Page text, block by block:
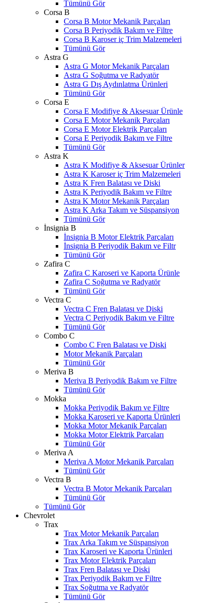
Tümünü Gör
Corsa B
Corsa B Motor Mekanik Parçaları
Corsa B Periyodik Bakım ve Filtre
Corsa B Karoser iç Trim Malzemeleri
Tümünü Gör
Astra G
Astra G Motor Mekanik Parçaları
Astra G Soğutma ve Radyatör
Astra G Dış Aydınlatma Ürünleri
Tümünü Gör
Corsa E
Corsa E Modifiye & Aksesuar Ürünle
Corsa E Motor Mekanik Parçaları
Corsa E Motor Elektrik Parçaları
Corsa E Periyodik Bakım ve Filtre
Tümünü Gör
Astra K
Astra K Modifiye & Aksesuar Ürünler
Astra K Karoser iç Trim Malzemeleri
Astra K Fren Balatası ve Diski
Astra K Periyodik Bakım ve Filtre
Astra K Motor Mekanik Parçaları
Astra K Arka Takım ve Süspansiyon
Tümünü Gör
İnsignia B
İnsignia B Motor Elektrik Parçaları
İnsignia B Periyodik Bakım ve Filtr
Tümünü Gör
Zafira C
Zafira C Karoseri ve Kaporta Ürünle
Zafira C Soğutma ve Radyatör
Tümünü Gör
Vectra C
Vectra C Fren Balatası ve Diski
Vectra C Periyodik Bakım ve Filtre
Tümünü Gör
Combo C
Combo C Fren Balatası ve Diski
Motor Mekanik Parçaları
Tümünü Gör
Meriva B
Meriva B Periyodik Bakım ve Filtre
Tümünü Gör
Mokka
Mokka Periyodik Bakım ve Filtre
Mokka Karoseri ve Kaporta Ürünleri
Mokka Motor Mekanik Parçaları
Mokka Motor Elektrik Parçaları
Tümünü Gör
Meriva A
Meriva A Motor Mekanik Parçaları
Tümünü Gör
Vectra B
Vectra B Motor Mekanik Parçaları
Tümünü Gör
Tümünü Gör
Chevrolet
Trax
Trax Motor Mekanik Parçaları
Trax Arka Takım ve Süspansiyon
Trax Karoseri ve Kaporta Ürünleri
Trax Motor Elektrik Parçaları
Trax Fren Balatası ve Diski
Trax Periyodik Bakım ve Filtre
Trax Soğutma ve Radyatör
Tümünü Gör